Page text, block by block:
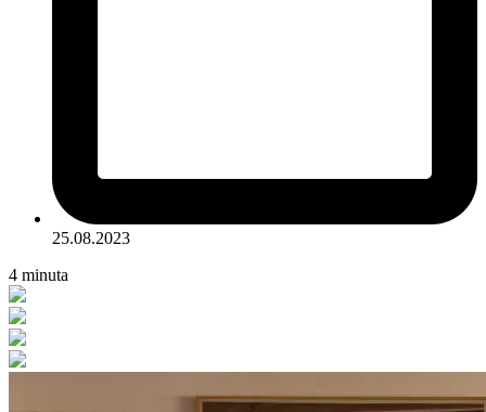
25.08.2023
4 minuta